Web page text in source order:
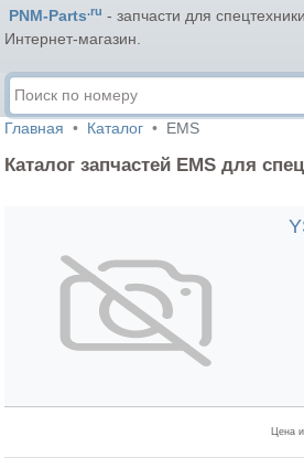
PNM-Parts.ru - запчасти для спецтехники.
Интернет-магазин.
Главная Каталог EMS
Каталог запчастей EMS для
Цена